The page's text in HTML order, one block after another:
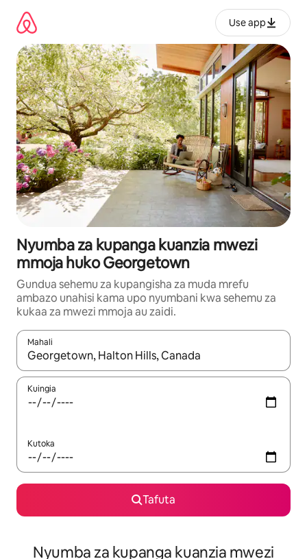
kwenda
kwenye
maudhui
Use app
Nyumba za kupanga kuanzia mwezi
mmoja huko Georgetown
Gundua sehemu za kupangisha za muda mrefu
ambazo unahisi kama upo nyumbani kwa sehemu za
kukaa za mwezi mmoja au zaidi.
Mahali
Wakati matokeo yanapatikana, vinjari kwa kutumia vitufe vya
Kuingia
Kutoka
Tafuta
Nyumba za kupanga kuanzia mwezi